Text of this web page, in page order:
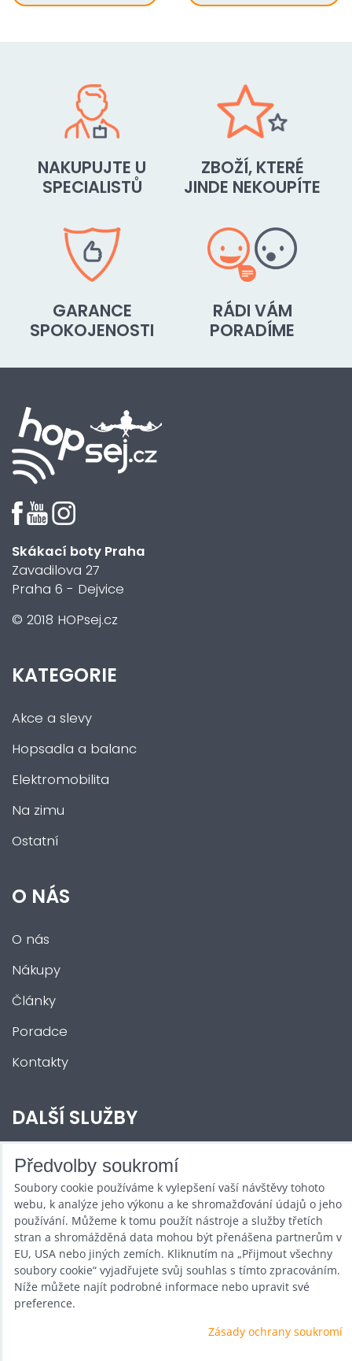
NAKUPUJTE U
SPECIALISTŮ
ZBOŽÍ, KTERÉ
JINDE NEKOUPÍTE
GARANCE
SPOKOJENOSTI
RÁDI VÁM
PORADÍME
Skákací boty Praha
Zavadilova 27
Praha 6 - Dejvice
© 2018 HOPsej.cz
KATEGORIE
Akce a slevy
Hopsadla a balanc
Elektromobilita
Na zimu
Ostatní
O NÁS
O nás
Nákupy
Články
Poradce
Kontakty
DALŠÍ SLUŽBY
Zábava na Vaši akci
Půjčovna
Promotéři
Kurzy a setkání
Velkoobchod
Nabídka práce
Předvolby soukromí
Soubory cookie používáme k vylepšení vaší návštěvy tohoto
webu, k analýze jeho výkonu a ke shromažďování údajů o jeho
používání. Můžeme k tomu použít nástroje a služby třetích
stran a shromážděná data mohou být přenášena partnerům v
EU, USA nebo jiných zemích. Kliknutím na „Přijmout všechny
soubory cookie“ vyjadřujete svůj souhlas s tímto zpracováním.
Níže můžete najít podrobné informace nebo upravit své
preference.
Zásady ochrany soukromí